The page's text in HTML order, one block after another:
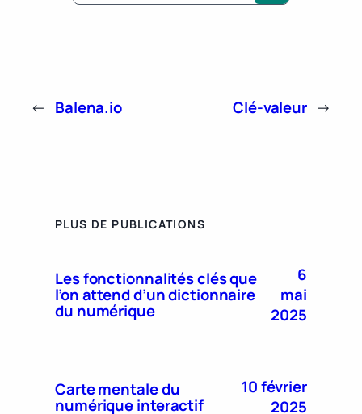
← Balena.io Clé-valeur →
PLUS DE PUBLICATIONS
Les fonctionnalités clés que
l’on attend d’un dictionnaire
du numérique
6
mai
2025
Carte mentale du
numérique interactif
10 février
2025